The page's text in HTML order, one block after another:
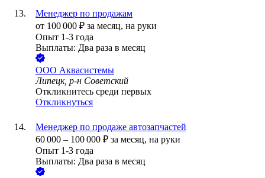
Менеджер по продажам
от 100 000 ₽ за месяц, на руки
Опыт 1-3 года
Выплаты: Два раза в месяц
ООО Аквасистемы
Липецк, р-н Советский
Откликнитесь среди первых
Откликнуться
Менеджер по продаже автозапчастей
60 000 – 100 000 ₽ за месяц, на руки
Опыт 1-3 года
Выплаты: Два раза в месяц